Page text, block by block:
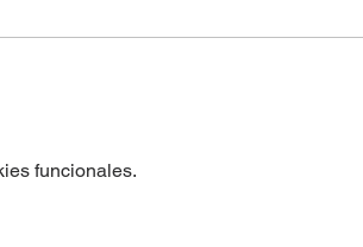
funcionales.